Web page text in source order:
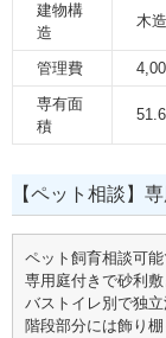
建物構
造
木
管理費
専有面
積
【ペット相談】
ペット飼育相談可
専用庭付きで砂利敷
バストイレ別で独立
階段部分には飾り